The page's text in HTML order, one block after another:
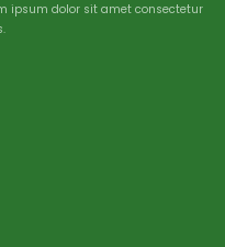
ipsum dolor sit amet consectetur